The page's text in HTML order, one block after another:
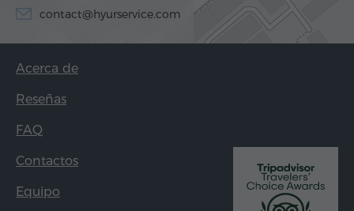
contact@hyurservice.com
Acerca de
Reseñas
FAQ
Contactos
Equipo